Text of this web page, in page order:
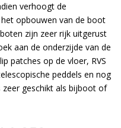
verhoogt de
opbouwen van de boot
zijn zeer rijk uitgerust
aan de onderzijde van de
patches op de vloer, RVS
peddels en nog
geschikt als bijboot of